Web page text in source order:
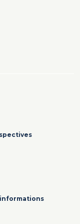
informations